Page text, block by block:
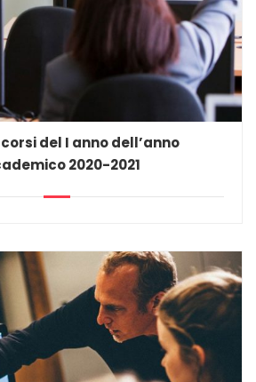
del I anno dell’anno
2020-2021